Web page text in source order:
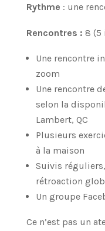
Rythme : une
Rencontres : 8 (5
Une rencontre
zoom
Une rencontre
selon la
Lambert, QC
Plusieurs
à la maison
Suivis
rétroaction
Un groupe
Ce n’est pas un